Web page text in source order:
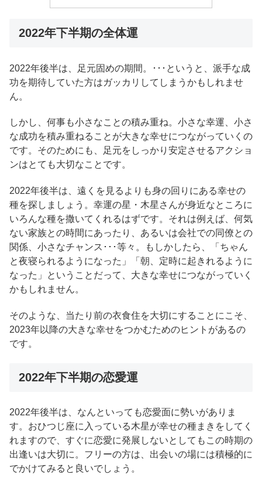
2022年下半期の全体運
2022年後半は、足元固めの期間。･･･というと、派手な成
功を期待していた方はガッカリしてしまうかもしれませ
ん。
しかし、何事も小さなことの積み重ね。小さな幸運、小さ
な成功を積み重ねることが大きな幸せにつながっていくの
です。そのためにも、足元をしっかり安定させるアクショ
ンはとても大切なことです。
2022年後半は、遠くを見るよりも身の回りにある幸せの
種を探しましょう。幸運の星・木星さんが身近なところに
いろんな種を撒いてくれるはずです。それは例えば、何気
ない家族との時間にあったり、あるいは会社での同僚との
関係、小さなチャンス･･･等々。もしかしたら、「ちゃん
と夜寝られるようになった」「朝、定時に起きれるように
なった」ということだって、大きな幸せにつながっていく
かもしれません。
そのような、当たり前の衣食住を大切にすることにこそ、
2023年以降の大きな幸せをつかむためのヒントがあるの
です。
2022年下半期の恋愛運
2022年後半は、なんといっても恋愛面に勢いがありま
す。おひつじ座に入っている木星が幸せの種まきをしてく
れますので、すぐに恋愛に発展しないとしてもこの時期の
出逢いは大切に。フリーの方は、出会いの場には積極的に
でかけてみると良いでしょう。